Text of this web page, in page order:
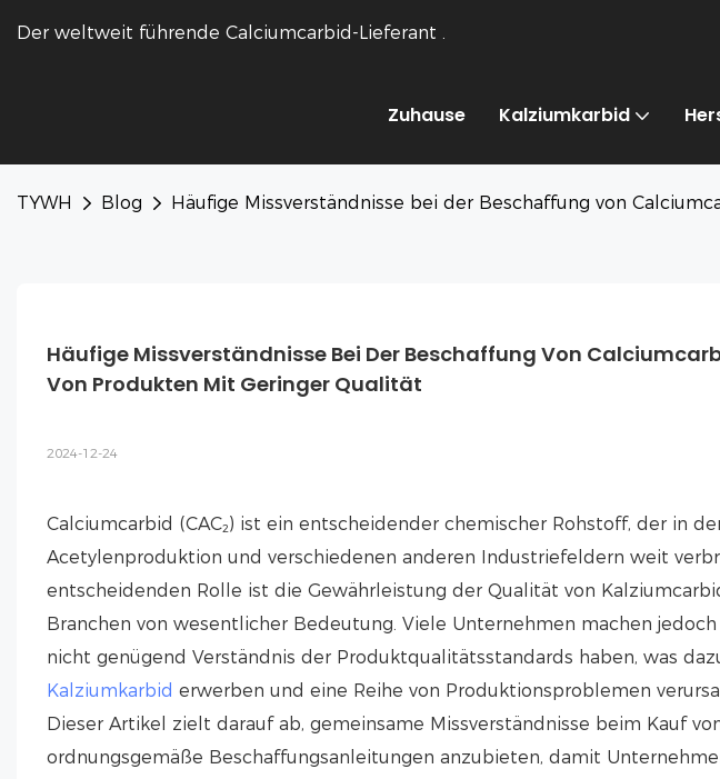
Der weltweit führende Calciumcarbid-Lieferant .
Zuhause Kalziumkarbid
TYWH Blog Häufige Missverständnisse bei der Beschaffung von
Häufige Missverständnisse Bei Der Beschaffung Von
Von Produkten Mit Geringer Qualität
2024-12-24
Calciumcarbid (CAC₂) ist ein entscheidender chemischer Rohstoff, der in
Acetylenproduktion und verschiedenen anderen Industriefeldern weit
entscheidenden Rolle ist die Gewährleistung der Qualität von
Branchen von wesentlicher Bedeutung. Viele Unternehmen machen
nicht genügend Verständnis der Produktqualitätsstandards haben, was
Kalziumkarbid erwerben und eine Reihe von Produktionsproblemen
Dieser Artikel zielt darauf ab, gemeinsame Missverständnisse beim Kauf
ordnungsgemäße Beschaffungsanleitungen anzubieten, damit